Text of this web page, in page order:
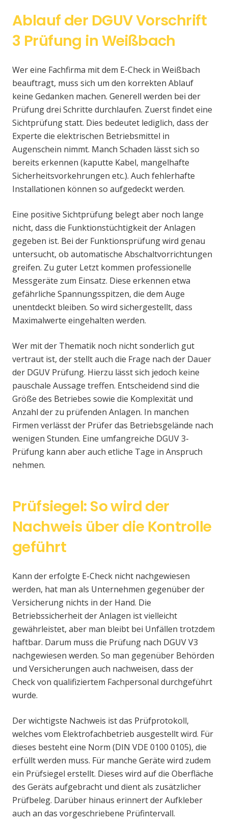
Ablauf der DGUV Vorschrift
3 Prüfung in Weißbach
Wer eine Fachfirma mit dem E-Check in Weißbach
beauftragt, muss sich um den korrekten Ablauf
keine Gedanken machen. Generell werden bei der
Prüfung drei Schritte durchlaufen. Zuerst findet eine
Sichtprüfung statt. Dies bedeutet lediglich, dass der
Experte die elektrischen Betriebsmittel in
Augenschein nimmt. Manch Schaden lässt sich so
bereits erkennen (kaputte Kabel, mangelhafte
Sicherheitsvorkehrungen etc.). Auch fehlerhafte
Installationen können so aufgedeckt werden.
Eine positive Sichtprüfung belegt aber noch lange
nicht, dass die Funktionstüchtigkeit der Anlagen
gegeben ist. Bei der Funktionsprüfung wird genau
untersucht, ob automatische Abschaltvorrichtungen
greifen. Zu guter Letzt kommen professionelle
Messgeräte zum Einsatz. Diese erkennen etwa
gefährliche Spannungsspitzen, die dem Auge
unentdeckt bleiben. So wird sichergestellt, dass
Maximalwerte eingehalten werden.
Wer mit der Thematik noch nicht sonderlich gut
vertraut ist, der stellt auch die Frage nach der Dauer
der DGUV Prüfung. Hierzu lässt sich jedoch keine
pauschale Aussage treffen. Entscheidend sind die
Größe des Betriebes sowie die Komplexität und
Anzahl der zu prüfenden Anlagen. In manchen
Firmen verlässt der Prüfer das Betriebsgelände nach
wenigen Stunden. Eine umfangreiche DGUV 3-
Prüfung kann aber auch etliche Tage in Anspruch
nehmen.
Prüfsiegel: So wird der
Nachweis über die Kontrolle
geführt
Kann der erfolgte E-Check nicht nachgewiesen
werden, hat man als Unternehmen gegenüber der
Versicherung nichts in der Hand. Die
Betriebssicherheit der Anlagen ist vielleicht
gewährleistet, aber man bleibt bei Unfällen trotzdem
haftbar. Darum muss die Prüfung nach DGUV V3
nachgewiesen werden. So man gegenüber Behörden
und Versicherungen auch nachweisen, dass der
Check von qualifiziertem Fachpersonal durchgeführt
wurde.
Der wichtigste Nachweis ist das Prüfprotokoll,
welches vom Elektrofachbetrieb ausgestellt wird. Für
dieses besteht eine Norm (DIN VDE 0100 0105), die
erfüllt werden muss. Für manche Geräte wird zudem
ein Prüfsiegel erstellt. Dieses wird auf die Oberfläche
des Geräts aufgebracht und dient als zusätzlicher
Prüfbeleg. Darüber hinaus erinnert der Aufkleber
auch an das vorgeschriebene Prüfintervall.